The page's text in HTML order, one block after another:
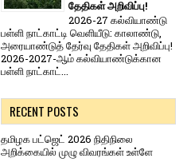
தேதிகள் அறிவிப்பு!
2026-27 கல்வியாண்டு
பள்ளி நாட்காட்டி வெளியீடு: காலாண்டு,
அரையாண்டுத் தேர்வு தேதிகள் அறிவிப்பு!
2026-2027-ஆம் கல்வியாண்டுக்கான
பள்ளி நாட்காட்...
RECENT POSTS
தமிழக பட்ஜெட் 2026 நிதிநிலை
அறிக்கையில் முழு விவரங்கள் உள்ளே